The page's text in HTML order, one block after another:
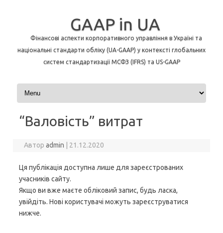
GAAP in UA
Фінансові аспекти корпоративного управління в Україні та
національні стандарти обліку (UA-GAAP) у контексті глобальних
систем стандартизації МСФЗ (IFRS) та US-GAAP
Перейти до контенту
“Валовість” витрат
Авторadmin 21.12.2020
Ця публікація доступна лише для зареєстрованих
учасників сайту.
Якщо ви вже маєте обліковий запис, будь ласка,
увійдіть. Нові користувачі можуть зареєструватися
нижче.